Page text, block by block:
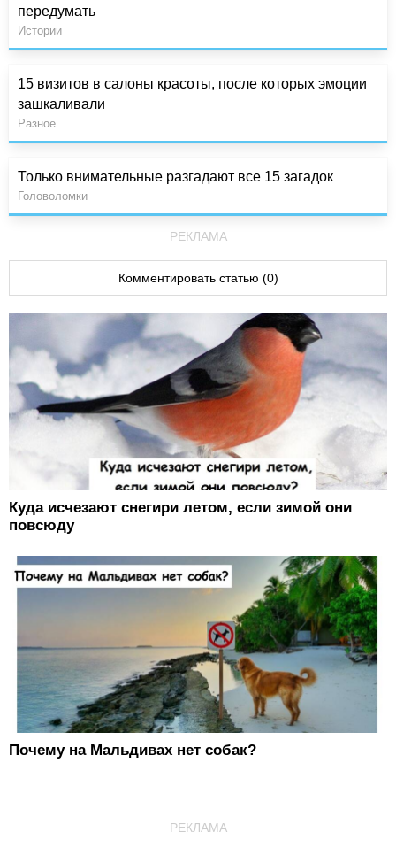
передумать
Истории
15 визитов в салоны красоты, после которых эмоции
зашкаливали
Разное
Только внимательные разгадают все 15 загадок
Головоломки
РЕКЛАМА
Комментировать статью (0)
Куда исчезают снегири летом, если зимой они
повсюду
Почему на Мальдивах нет собак?
РЕКЛАМА